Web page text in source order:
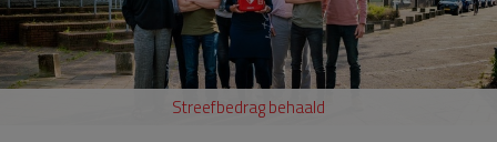
Streefbedrag behaald